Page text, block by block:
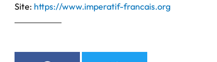
Site: https://www.imperatif-francais.org